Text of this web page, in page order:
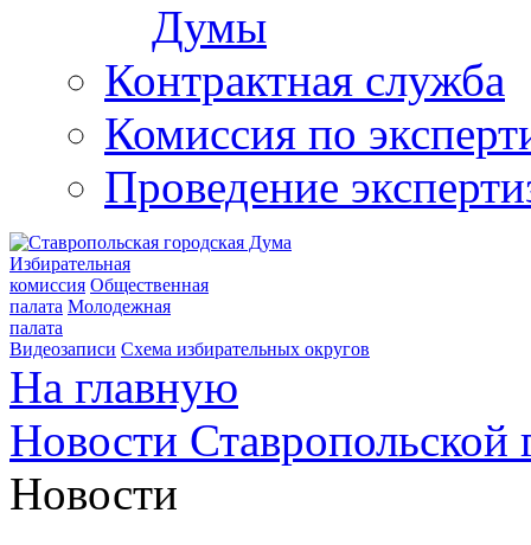
Думы
Контрактная служба
Комиссия по
Проведение
Избирательная
комиссия Общественная
палата Молодежная
палата
Видеозаписи Схема избирательных округов
На главную
Новости
Новости